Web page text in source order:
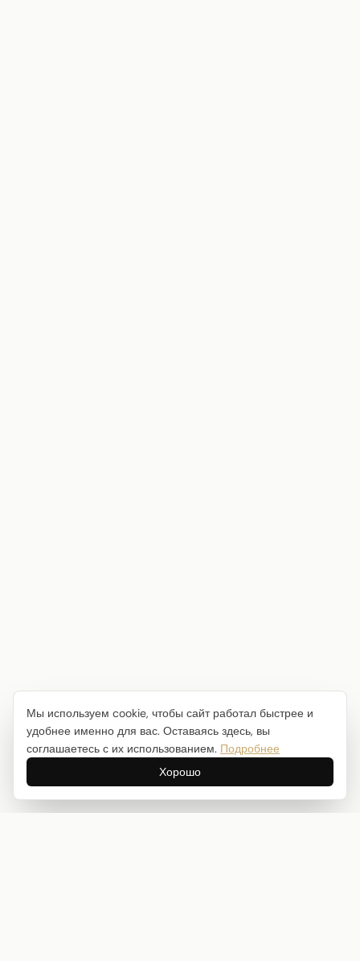
Мы используем cookie, чтобы сайт работал быстрее и
удобнее именно для вас. Оставаясь здесь, вы
соглашаетесь с их использованием. Подробнее
Хорошо